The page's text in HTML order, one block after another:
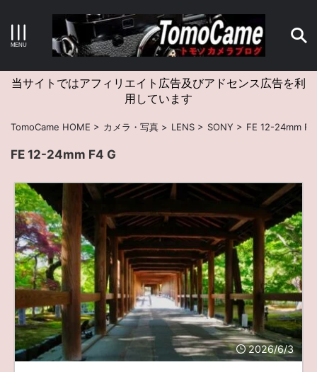
キーワードで検索する
アーカイブ
タグクラウド
craft EM5II EOS Kiss X4 EOS R10
fujifilm game GR III hobby info iPad
iPhone K-1 Leica LENS LUMIX G100
当サイトではアフィリエイト広告及びアドセンス広告を利
用しています
TomoCame HOME > カメラ・写真 > LENS > SONY > FE 12-24mm
FE 12-24mm F4 G
2026/6/3